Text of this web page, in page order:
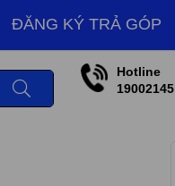
Hotline
19002145
ĐĂNG KÝ TRẢ GÓP